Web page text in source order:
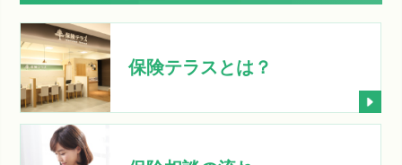
保険テラスとは？